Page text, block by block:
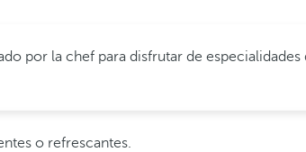
por la chef para disfrutar de
o refrescantes.